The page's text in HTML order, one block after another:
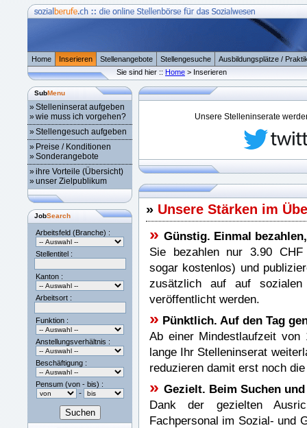
Home Inserieren Stellenangebote Stellengesuche
Ausbildungsplätze /
Sie sind hier :: Home > Inserieren
SubMenu
»Stelleninserat aufgeben
»wie muss ich vorgehen?
»Stellengesuch aufgeben
» Preise / Konditionen
»Sonderangebote
»ihre Vorteile (Übersicht)
»unser Zielpublikum
JobSearch
Arbeitsfeld (Branche) :
Stellentitel :
Kanton :
Arbeitsort :
Funktion :
Anstellungsverhältnis :
Beschäftigung :
Pensum (von - bis) :
-
Unsere Stelleninserate
» Unsere Stärken im
» Günstig. Einmal
Sie bezahlen nur 3.90
sogar kostenlos) und
zusätzlich auf auf
veröffentlicht werden.
» Pünktlich. Auf den Tag
Ab einer Mindestlaufzeit von
lange Ihr Stelleninserat
reduzieren damit erst noch
» Gezielt. Beim Suchen
Dank der gezielten
Fachpersonal im Sozial- und